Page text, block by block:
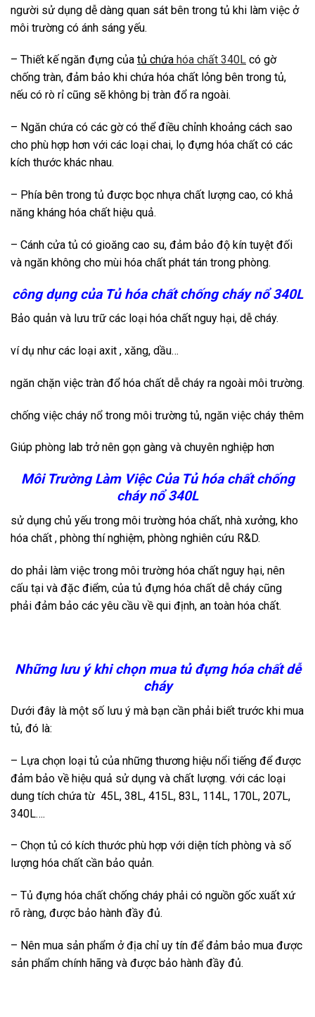
người sử dụng dễ dàng quan sát bên trong tủ khi làm việc ở
môi trường có ánh sáng yếu.
– Thiết kế ngăn đựng của tủ chứa hóa chất 340L có gờ
chống tràn, đảm bảo khi chứa hóa chất lỏng bên trong tủ,
nếu có rò rỉ cũng sẽ không bị tràn đổ ra ngoài.
– Ngăn chứa có các gờ có thể điều chỉnh khoảng cách sao
cho phù hợp hơn với các loại chai, lọ đựng hóa chất có các
kích thước khác nhau.
– Phía bên trong tủ được bọc nhựa chất lượng cao, có khả
năng kháng hóa chất hiệu quả.
– Cánh cửa tủ có gioăng cao su, đảm bảo độ kín tuyệt đối
và ngăn không cho mùi hóa chất phát tán trong phòng.
công dụng của Tủ hóa chất chống cháy nổ 340L
Bảo quản và lưu trữ các loại hóa chất nguy hại, dễ cháy.
ví dụ như các loại axit , xăng, dầu…
ngăn chặn việc tràn đổ hóa chất dễ cháy ra ngoài môi trường.
chống việc cháy nổ trong môi trường tủ, ngăn việc cháy thêm
Giúp phòng lab trở nên gọn gàng và chuyên nghiệp hơn
Môi Trường Làm Việc Của Tủ hóa chất chống
cháy nổ 340L
sử dụng chủ yếu trong môi trường hóa chất, nhà xưởng, kho
hóa chất , phòng thí nghiệm, phòng nghiên cứu R&D.
do phải làm việc trong môi trường hóa chất nguy hại, nên
cấu tại và đặc điểm, của tủ đựng hóa chất dễ cháy cũng
phải đảm bảo các yêu cầu về qui định, an toàn hóa chất.
Những lưu ý khi chọn mua tủ đựng hóa chất dễ
cháy
Dưới đây là một số lưu ý mà bạn cần phải biết trước khi mua
tủ, đó là:
– Lựa chọn loại tủ của những thương hiệu nổi tiếng để được
đảm bảo về hiệu quả sử dụng và chất lượng. với các loại
dung tích chứa từ 45L, 38L, 415L, 83L, 114L, 170L, 207L,
340L….
– Chọn tủ có kích thước phù hợp với diện tích phòng và số
lượng hóa chất cần bảo quản.
– Tủ đựng hóa chất chống cháy phải có nguồn gốc xuất xứ
rõ ràng, được bảo hành đầy đủ.
– Nên mua sản phẩm ở địa chỉ uy tín để đảm bảo mua được
sản phẩm chính hãng và được bảo hành đầy đủ.